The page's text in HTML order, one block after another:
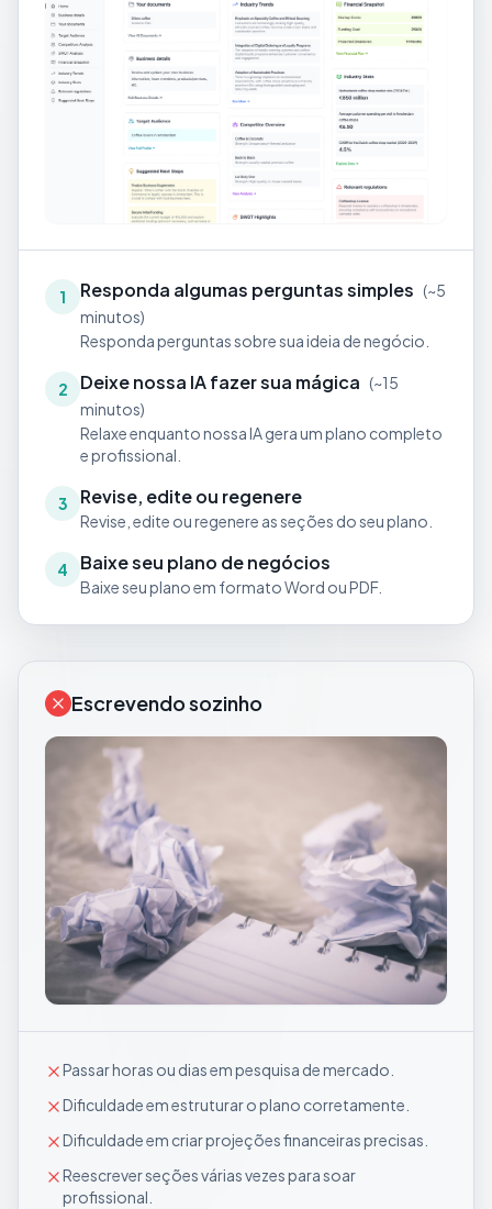
1 Responda algumas perguntas simples (~5
minutos)
Responda perguntas sobre sua ideia de negócio.
2 Deixe nossa IA fazer sua mágica (~15
minutos)
Relaxe enquanto nossa IA gera um plano completo
e profissional.
3 Revise, edite ou regenere
Revise, edite ou regenere as seções do seu plano.
4 Baixe seu plano de negócios
Baixe seu plano em formato Word ou PDF.
Escrevendo sozinho
Passar horas ou dias em pesquisa de mercado.
Dificuldade em estruturar o plano corretamente.
Dificuldade em criar projeções financeiras precisas.
Reescrever seções várias vezes para soar
profissional.